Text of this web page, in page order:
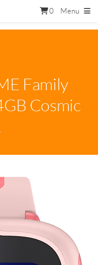
0 Menu
Family
Cosmic